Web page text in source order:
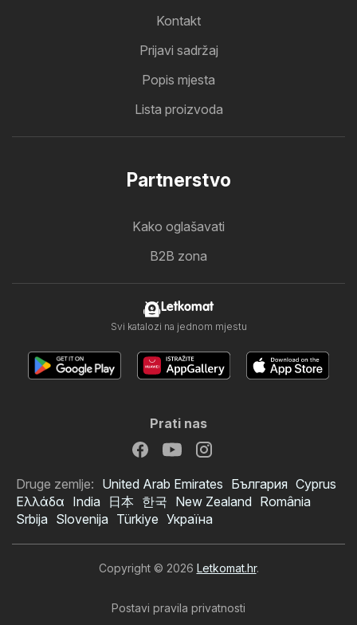
Kontakt
Prijavi sadržaj
Popis mjesta
Lista proizvoda
Partnerstvo
Kako oglašavati
B2B zona
Letkomat
Svi katalozi na jednom mjestu
Prati nas
Druge zemlje: United Arab Emirates България Cyprus
Ελλάδα India 日本 한국 New Zealand România
Srbija Slovenija Türkiye Україна
Copyright © 2026 Letkomat.hr.
Postavi pravila privatnosti